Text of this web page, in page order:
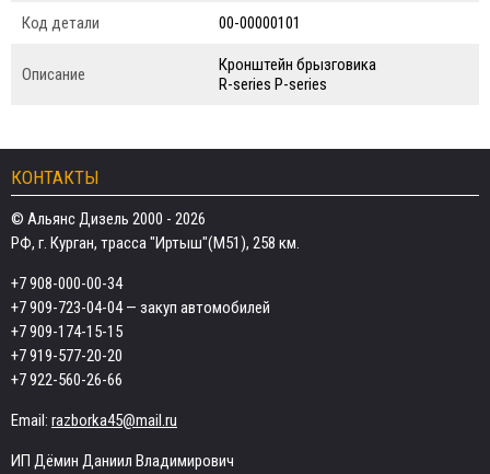
Код детали 00-00000101
Описание
Кронштейн брызговика
R-series P-series
КОНТАКТЫ
© Альянс Дизель 2000 - 2026
РФ, г. Курган, трасса "Иртыш"(М51), 258 км.
+7 908-000-00-34
+7 909-723-04-04— закуп автомобилей
+7 909-174-15-15
+7 919-577-20-20
+7 922-560-26-66
Email: razborka45@mail.ru
ИП Дёмин Даниил Владимирович